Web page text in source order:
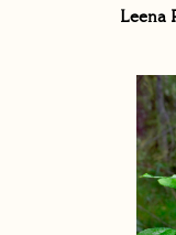
Leena